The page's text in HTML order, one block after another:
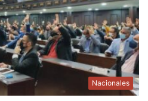
Nacionales